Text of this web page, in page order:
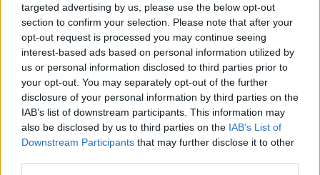
targeted advertising by us, please use the below opt-out
section to confirm your selection. Please note that after your
opt-out request is processed you may continue seeing
interest-based ads based on personal information utilized by
us or personal information disclosed to third parties prior to
your opt-out. You may separately opt-out of the further
disclosure of your personal information by third parties on the
IAB’s list of downstream participants. This information may
also be disclosed by us to third parties on the IAB’s List of
Downstream Participants that may further disclose it to other
Inviaci le tue segnalazioni,
i tuoi video e le tue foto
Su WhatsApp al numero +39
345 356 7512
Notizie in tempo reale?